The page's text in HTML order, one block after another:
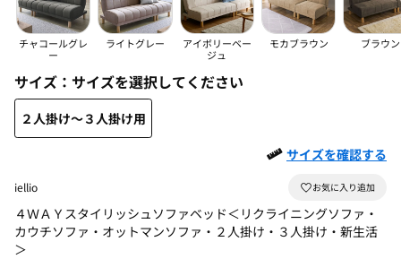
チャコールグレ
ー
ライトグレー
アイボリーベー
ジュ
モカブラウン ブラウン
サイズ： サイズを選択してください
２人掛け～３人掛け用
サイズを確認する
iellio
４ＷＡＹスタイリッシュソファベッド＜リクライニングソファ・
カウチソファ・オットマンソファ・２人掛け・３人掛け・新生活
＞